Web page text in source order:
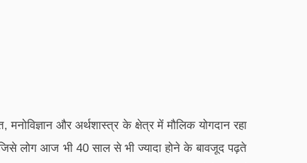
और अर्थशास्त्र के क्षेत्र में मौलिक योगदान रहा
जिसे लोग आज भी 40 साल से भी ज्यादा होने के बावजूद पढ़ते